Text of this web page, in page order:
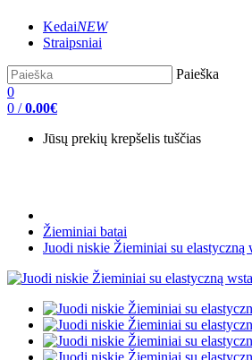
KedaiNEW
Straipsniai
Paieška
0
0 / 0.00€
Jūsų prekių krepšelis tuščias
Žieminiai batai
Juodi niskie Žieminiai su elastyczną